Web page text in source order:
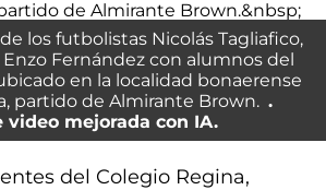
los futbolistas Nicolás Tagliafico,
Fernández con alumnos del
en la localidad bonaerense
partido de Almirante Brown.
video mejorada con IA.
del Colegio Regina,